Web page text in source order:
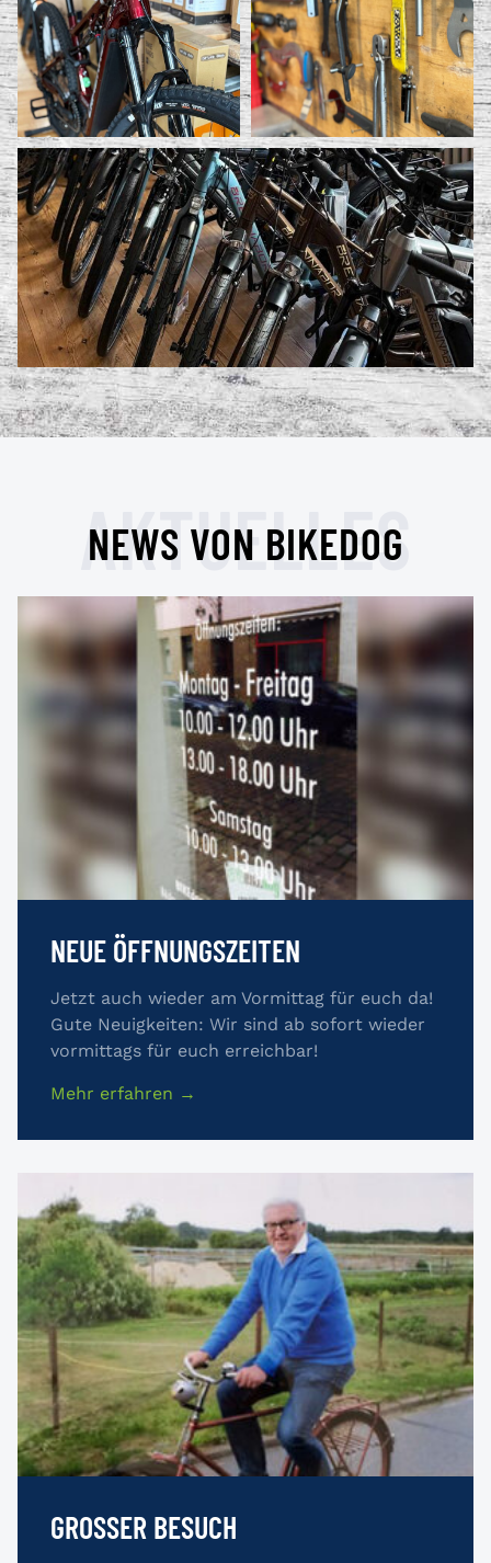
AKTUELLES
NEWS VON BIKEDOG
NEUE ÖFFNUNGSZEITEN
Jetzt auch wieder am Vormittag für euch da!
Gute Neuigkeiten: Wir sind ab sofort wieder
vormittags für euch erreichbar!
Mehr erfahren →
GROSSER BESUCH